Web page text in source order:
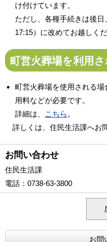
け付けています。
ただし、各種手続きは後
17:15）に改めてお越しくだ
町営火葬場を利用
町営火葬場を使用される
用料などが必要です。
詳細は、
こちら 。
詳しくは、住民生活課へお
お問い合わせ
住民生活課
電話 ：0738-63-3800
お問